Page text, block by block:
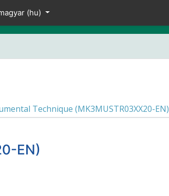
‎(hu)‎
Technique (MK3MUSTR03XX20-EN)
EN)